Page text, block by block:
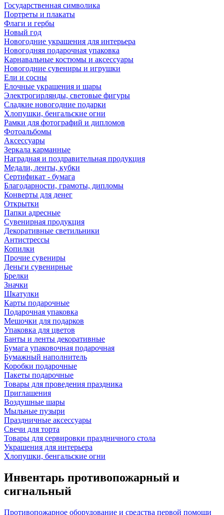
Государственная символика
Портреты и плакаты
Флаги и гербы
Новый год
Новогодние украшения для интерьера
Новогодняя подарочная упаковка
Карнавальные костюмы и аксессуары
Новогодние сувениры и игрушки
Ели и сосны
Елочные украшения и шары
Электрогирлянды, световые фигуры
Сладкие новогодние подарки
Хлопушки, бенгальские огни
Рамки для фотографий и дипломов
Фотоальбомы
Аксессуары
Зеркала карманные
Наградная и поздравительная продукция
Медали, ленты, кубки
Сертификат - бумага
Благодарности, грамоты, дипломы
Конверты для денег
Открытки
Папки адресные
Сувенирная продукция
Декоративные светильники
Антистрессы
Копилки
Прочие сувениры
Деньги сувенирные
Брелки
Значки
Шкатулки
Карты подарочные
Подарочная упаковка
Мешочки для подарков
Упаковка для цветов
Банты и ленты декоративные
Бумага упаковочная подарочная
Бумажный наполнитель
Коробки подарочные
Пакеты подарочные
Товары для проведения праздника
Приглашения
Воздушные шары
Мыльные пузыри
Праздничные аксессуары
Свечи для торта
Товары для сервировки праздничного стола
Украшения для интерьера
Хлопушки, бенгальские огни
Инвентарь противопожарный и
сигнальный
Противопожарное оборудование и средства первой помощи